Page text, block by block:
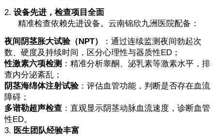
2. 设备先进，检查项目全面
精准检查依赖先进设备。云南锦欣九洲医院配备：
夜间阴茎胀大试验（NPT）
：通过连续监测夜间勃起次
数、硬度及持续时间，区分心理性与器质性ED；
性激素六项检测 ：精准分析睾酮、泌乳素等激素水平，排
查内分泌紊乱；
阴茎海绵体注射试验：评估血管功能，判断是否存在血流
障碍；
多谱勒超声检查：直观显示阴茎动脉血流速度，诊断血管
性ED。
3. 医生团队经验丰富